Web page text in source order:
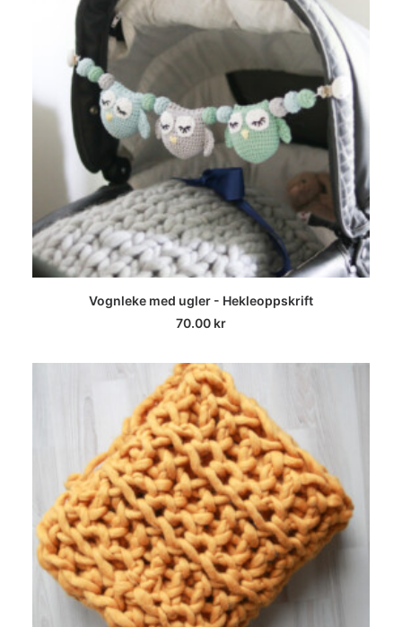
LEGG I HANDLEKURV
Vognleke med ugler - Hekleoppskrift
70.00 kr